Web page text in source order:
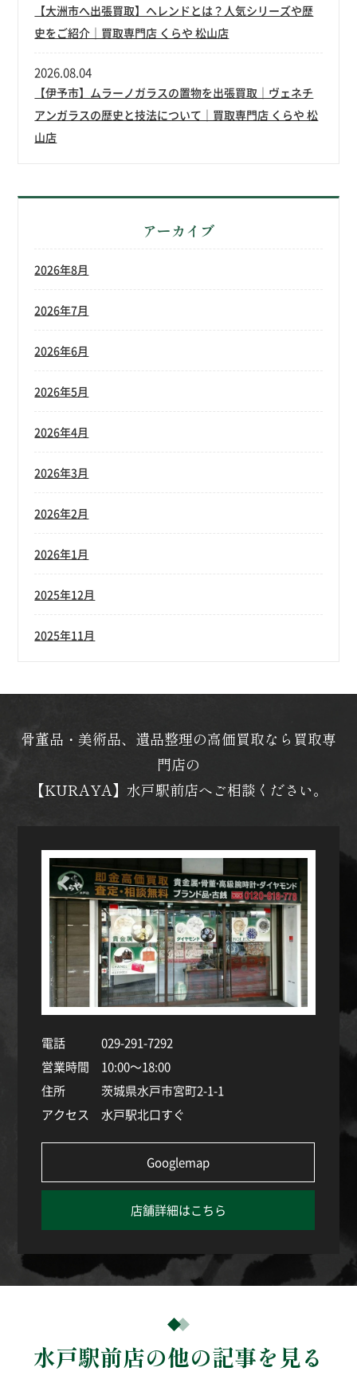
【大洲市へ出張買取】ヘレンドとは？人気シリーズや歴
史をご紹介｜買取専門店 くらや 松山店
【伊予市】ムラーノガラスの置物を出張買取｜ヴェネチ
アンガラスの歴史と技法について｜買取専門店 くらや 松
山店
2026.08.04
アーカイブ
2026年8月
2026年7月
2026年6月
2026年5月
2026年4月
2026年3月
2026年2月
2026年1月
2025年12月
2025年11月
骨董品・美術品、遺品整理の高価買取なら買取専
門店の
【KURAYA】水戸駅前店へご相談ください。
電話
029-291-7292
営業時間
10:00～18:00
住所
茨城県水戸市宮町2-1-1
アクセス
水戸駅北口すぐ
Googlemap
店舗詳細はこちら
水戸駅前店の他の記事を見る